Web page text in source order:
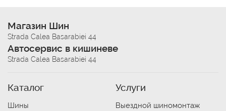
Магазин Шин
Strada Calea Basarabiei 44
Автосервис в кишиневе
Strada Calea Basarabiei 44
Каталог
Шины
Услуги
Выездной шиномонтаж